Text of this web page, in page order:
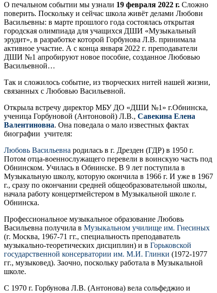
О печальном событии мы узнали 19 февраля 2022 г. Сложно
поверить. Поскольку и сейчас школа живёт делами Любови
Васильевны: в марте прошлого года состоялась открытая
городская олимпиада для учащихся ДШИ «Музыкальный
эрудит», в разработке которой Горбунова Л.В. принимала
активное участие. А с конца января 2022 г. преподаватели
ДШИ №1 апробируют новое пособие, созданное Любовью
Васильевной…
Так и сложилось событие, из творческих нитей нашей жизни,
связанных с Любовью Васильевной.
Открыла встречу директор МБУ ДО «ДШИ №1» г.Обнинска,
ученица Горбуновой (Антоновой) Л.В., Савекина Елена
Валентиновна. Она поведала о мало известных фактах
биографии учителя:
Любовь Васильевна родилась в г. Дрезден (ГДР) в 1950 г.
Потом отца-военнослужащего перевели в воинскую часть под
Обнинском. Училась в Обнинске. В 9 лет поступила в
Музыкальную школу, которую окончила в 1966 г. И уже в 1967
г., сразу по окончании средней общеобразовательной школы,
начала работу концертмейстером в Музыкальной школе г.
Обнинска.
Профессиональное музыкальное образование Любовь
Васильевна получила в Музыкальном училище им. Гнесиных
(г. Москва, 1967-71 гг., специальность преподаватель
музыкально-теоретических дисциплин) и в Горьковской
государственной консерватории им. М.И. Глинки (1972-1977
гг., музыковед). Заочно, поскольку работала в Музыкальной
школе.
С 1970 г. Горбунова Л.В. (Антонова) вела сольфеджио и